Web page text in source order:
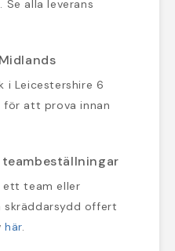
alla leverans
i Leicestershire 6
för att prova innan
ett team eller
skräddarsydd offert
här.